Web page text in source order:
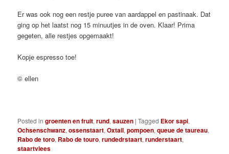
Er was ook nog een restje puree van aardappel en pastinaak. Dat
ging op het laatst nog 15 minuutjes in de oven. Klaar! Prima
gegeten, alle restjes opgemaakt!
Kopje espresso toe!
© ellen
Posted in groenten en fruit,rund,sauzen |Tagged Ekor sapi,
Ochsenschwanz,ossenstaart,Oxtail,pompoen,queue de taureau,
Rabo de toro, Rabo de touro,rundedrstaart,runderstaart,
staartvlees